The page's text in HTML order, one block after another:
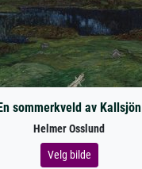
sommerkveld av Kallsjön
Helmer Osslund
Velg bilde